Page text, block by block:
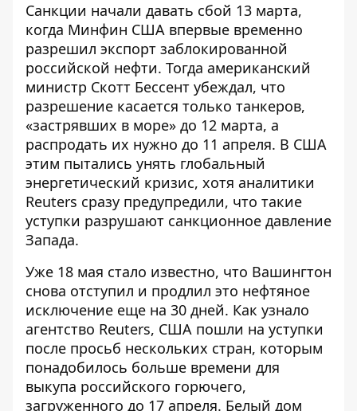
Санкции начали давать сбой 13 марта,
когда Минфин США впервые временно
разрешил экспорт заблокированной
российской нефти. Тогда американский
министр Скотт Бессент убеждал, что
разрешение касается только танкеров,
«застрявших в море» до 12 марта, а
распродать их нужно до 11 апреля. В США
этим пытались унять глобальный
энергетический кризис, хотя аналитики
Reuters сразу предупредили, что такие
уступки разрушают санкционное давление
Запада.
Уже 18 мая стало известно, что Вашингтон
снова отступил и продлил это нефтяное
исключение еще на 30 дней. Как узнало
агентство Reuters, США пошли на уступки
после просьб нескольких стран, которым
понадобилось больше времени для
выкупа российского горючего,
загруженного до 17 апреля. Белый дом